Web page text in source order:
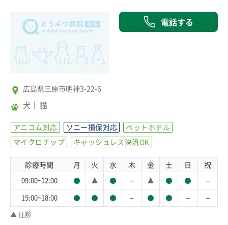
電話する
広島県三原市明神3-22-6
犬 猫
アニコム対応 ソニー損保対応
ペットホテル
マイクロチップ
キャッシュレス決済OK
診療時間 月 火 水 木 金 土 日 祝
09:00~12:00 － －
15:00~18:00 － － －
▲ 往診